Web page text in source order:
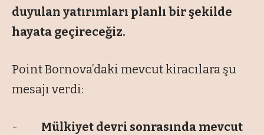
duyulan yatırımları planlı bir şekilde
hayata geçireceğiz.
Point Bornova’daki mevcut kiracılara şu
mesajı verdi:
- Mülkiyet devri sonrasında mevcut